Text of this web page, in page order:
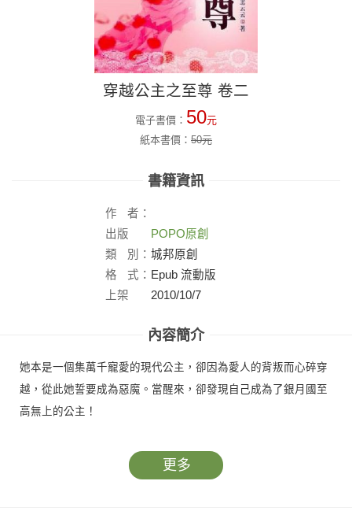
穿越公主之至尊 卷二
電子書價： 50元
紙本書價： 50元
書籍資訊
作
者：
出版
社：
POPO原創
類
別： 城邦原創
格
式： Epub 流動版
上架
2010/10/7
內容簡介
她本是一個集萬千寵愛的現代公主，卻因為愛人的背叛而心碎穿
越，從此她誓要成為惡魔。當醒來，卻發現自己成為了銀月國至
高無上的公主！
更多